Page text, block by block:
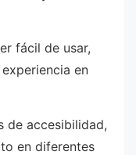
fácil de usar,
en
de accesibilidad,
en diferentes